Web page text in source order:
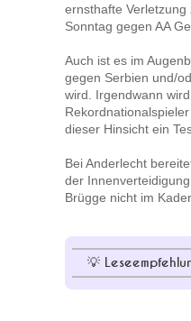
ernsthafte
Sonntag gegen AA
Auch ist es im
gegen Serbien und/
wird. Irgendwann
dieser Hinsicht ein
Bei Anderlecht
der
Brügge nicht im